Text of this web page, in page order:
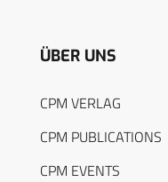
ÜBER UNS
CPM VERLAG
CPM PUBLICATIONS
CPM EVENTS